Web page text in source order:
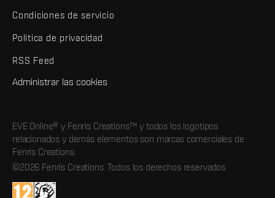
Condiciones de servicio
Política de privacidad
RSS Feed
Administrar las cookies
EVE Online® y Fenris Creations™ y todos los logotipos
relacionados y demás elementos son marcas comerciales de
Fenris Creations.
©2026 Fenris Creations. Todos los derechos reservados.